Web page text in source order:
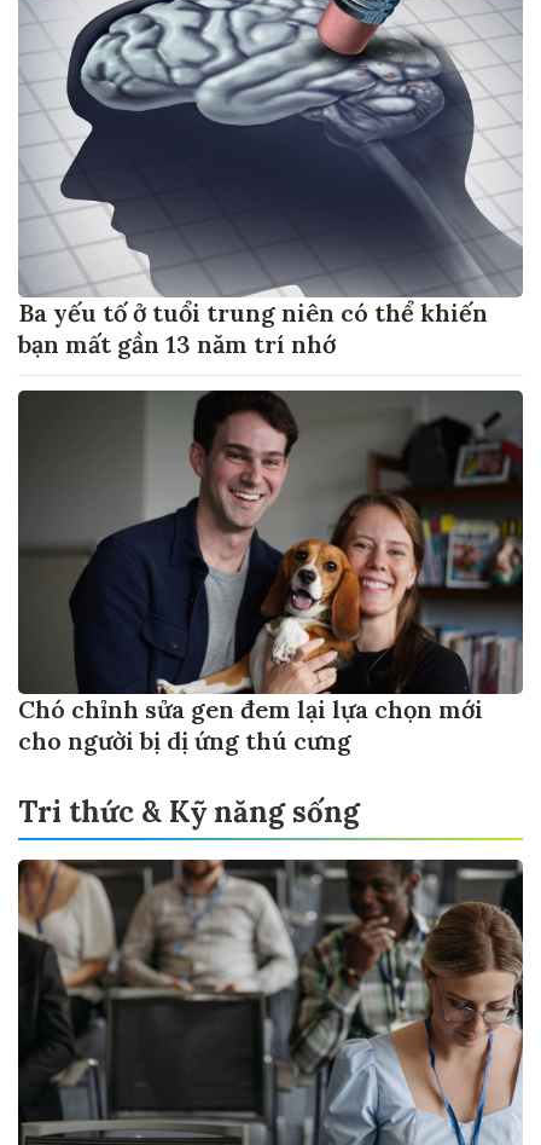
Ba yếu tố ở tuổi trung niên có thể khiến
bạn mất gần 13 năm trí nhớ
Chó chỉnh sửa gen đem lại lựa chọn mới
cho người bị dị ứng thú cưng
Tri thức & Kỹ năng sống